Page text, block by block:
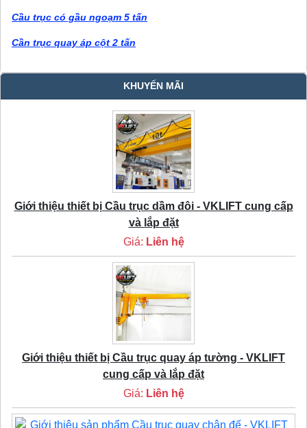
Cầu trục có gầu ngoạm 5 tấn
Cần trục quay áp cột 2 tấn
KHUYẾN MÃI
Giới thiệu thiết bị Cầu trục dầm đôi - VKLIFT cung cấp
và lắp đặt
Giá: Liên hệ
Giới thiệu thiết bị Cầu trục quay áp tường - VKLIFT
cung cấp và lắp đặt
Giá: Liên hệ